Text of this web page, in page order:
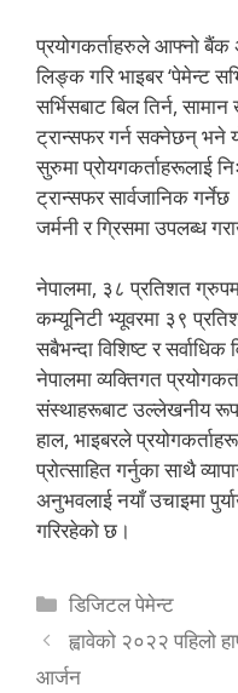
प्रयोगकर्ताहरुले आफ्नो बैंक
लिङ्क गरि भाइबर ‘पेमेन्ट
सर्भिसबाट बिल तिर्न,
ट्रान्सफर गर्न सक्नेछन् भने
सुरुमा प्रोयगकर्ताहरूलाई
ट्रान्सफर सार्वजानिक
जर्मनी र ग्रिसमा उपलब्ध
नेपालमा, ३८ प्रतिशत
कम्यूनिटी भ्यूवरमा ३९
सबैभन्दा विशिष्ट र
नेपालमा व्यक्तिगत
संस्थाहरूबाट उल्लेखनीय
हाल, भाइबरले
प्रोत्साहित गर्नुका साथै
अनुभवलाई नयाँ उचाइमा
गरिरहेको छ।
Categories
डिजिटल पेमेन्ट
ह्वावेको २०२२ पहिलो
आर्जन